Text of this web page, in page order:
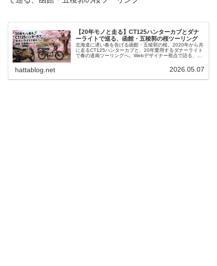
【20年モノと走る】CT125ハンターカブとダナ
ーライトで巡る、函館・五稜郭の桜ツーリング
北海道に遅い春を告げる函館・五稜郭の桜。2020年から共
に走るCT125ハンターカブと、20年愛用するダナーライト
で春の道南ツーリングへ。Webデザイナー視点で語る、長
快適に走る装備・メンテナンス術を2000文字超で徹底解説
hattablog.net 2026.05.07